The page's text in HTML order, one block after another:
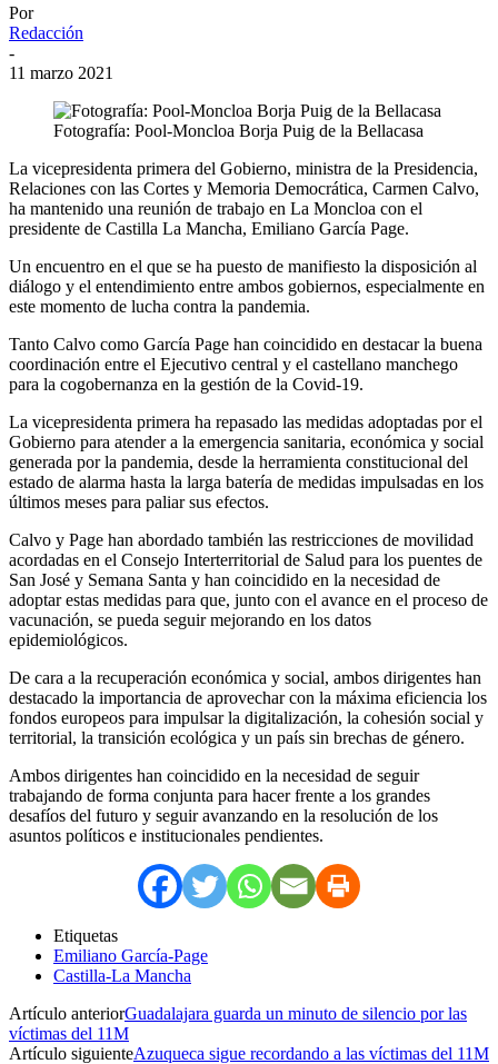
Por
Redacción
-
11 marzo 2021
Fotografía: Pool-Moncloa Borja Puig de la Bellacasa
La vicepresidenta primera del Gobierno, ministra de la Presidencia,
Relaciones con las Cortes y Memoria Democrática, Carmen Calvo,
ha mantenido una reunión de trabajo en La Moncloa con el
presidente de Castilla La Mancha, Emiliano García Page.
Un encuentro en el que se ha puesto de manifiesto la disposición al
diálogo y el entendimiento entre ambos gobiernos, especialmente en
este momento de lucha contra la pandemia.
Tanto Calvo como García Page han coincidido en destacar la buena
coordinación entre el Ejecutivo central y el castellano manchego
para la cogobernanza en la gestión de la Covid-19.
La vicepresidenta primera ha repasado las medidas adoptadas por el
Gobierno para atender a la emergencia sanitaria, económica y social
generada por la pandemia, desde la herramienta constitucional del
estado de alarma hasta la larga batería de medidas impulsadas en los
últimos meses para paliar sus efectos.
Calvo y Page han abordado también las restricciones de movilidad
acordadas en el Consejo Interterritorial de Salud para los puentes de
San José y Semana Santa y han coincidido en la necesidad de
adoptar estas medidas para que, junto con el avance en el proceso de
vacunación, se pueda seguir mejorando en los datos
epidemiológicos.
De cara a la recuperación económica y social, ambos dirigentes han
destacado la importancia de aprovechar con la máxima eficiencia los
fondos europeos para impulsar la digitalización, la cohesión social y
territorial, la transición ecológica y un país sin brechas de género.
Ambos dirigentes han coincidido en la necesidad de seguir
trabajando de forma conjunta para hacer frente a los grandes
desafíos del futuro y seguir avanzando en la resolución de los
asuntos políticos e institucionales pendientes.
Etiquetas
Emiliano García-Page
Castilla-La Mancha
Artículo anteriorGuadalajara guarda un minuto de silencio por las
víctimas del 11M
Artículo siguienteAzuqueca sigue recordando a las víctimas del 11M